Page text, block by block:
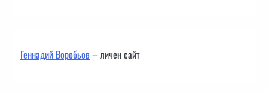
Геннадий Воробьов– личен сайт